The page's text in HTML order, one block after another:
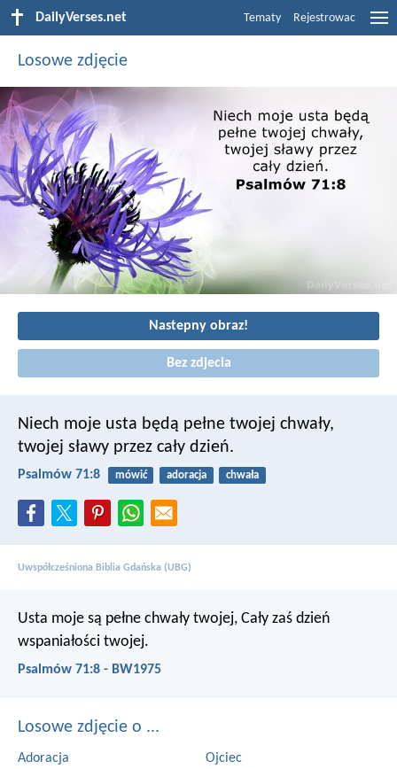
DailyVerses.net Tematy Rejestrowac
Losowe zdjęcie
Nastepny obraz!
Bez zdjecia
Niech moje usta będą pełne twojej chwały,
twojej sławy przez cały dzień.
Psalmów 71:8 mówić adoracja chwała
Uwspółcześniona Biblia Gdańska (UBG)
Usta moje są pełne chwały twojej, Cały zaś dzień
wspaniałości twojej.
Psalmów 71:8 - BW1975
Losowe zdjęcie o ...
Adoracja
Ojciec